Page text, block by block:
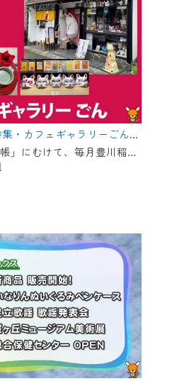
【豊川稲荷周辺グルメ特集・カフェギャラリーごん】Cちゃんのぐるめポケット
11月の「豊川稲荷午年開帳」にむけて、毎月豊川稲荷周辺のグルメを紹介します！ 今回は狐のグッズや縁起物を展示＆販売している古民家カフェ！自慢のお狐ぜんざいやお狐メニューが食べられます♪
イン・MyIDの新規登
用中の方は引き続き
ューアルにともないメ
しています。
ご利用いただけませ
ますが、ご了承の程
ます。